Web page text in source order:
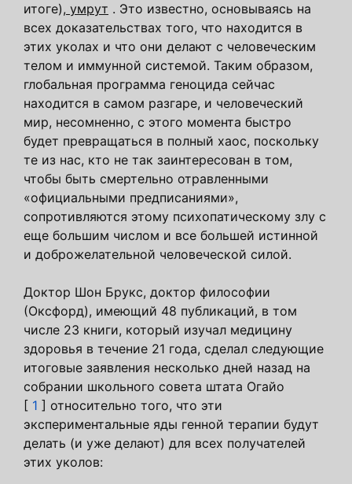
итоге), умрут . Это известно, основываясь на
всех доказательствах того, что находится в
этих уколах и что они делают с человеческим
телом и иммунной системой. Таким образом,
глобальная программа геноцида сейчас
находится в самом разгаре, и человеческий
мир, несомненно, с этого момента быстро
будет превращаться в полный хаос, поскольку
те из нас, кто не так заинтересован в том,
чтобы быть смертельно отравленными
«официальными предписаниями»,
сопротивляются этому психопатическому злу с
еще большим числом и все большей истинной
и доброжелательной человеческой силой.
Доктор Шон Брукс, доктор философии
(Оксфорд), имеющий 48 публикаций, в том
числе 23 книги, который изучал медицину
здоровья в течение 21 года, сделал следующие
итоговые заявления несколько дней назад на
собрании школьного совета штата Огайо
[ 1 ] относительно того, что эти
экспериментальные яды генной терапии будут
делать (и уже делают) для всех получателей
этих уколов: